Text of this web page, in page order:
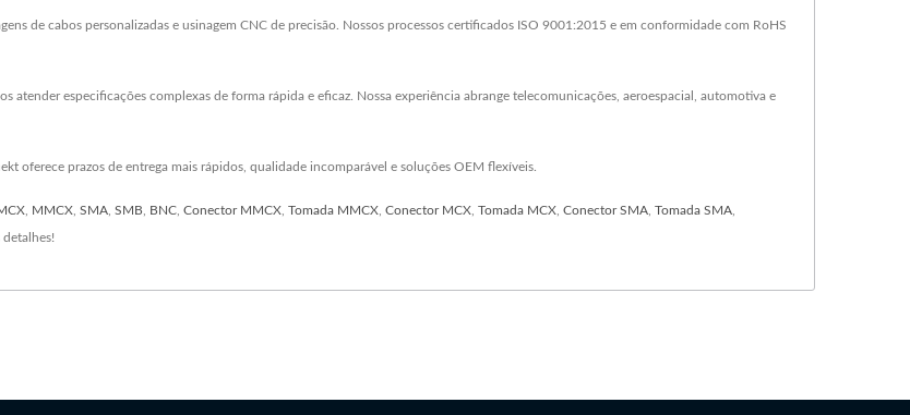
de cabos personalizadas e usinagem CNC de precisão. Nossos processos certificados ISO 9001:2015 e em conformidade com RoHS
atender especificações complexas de forma rápida e eficaz. Nossa experiência abrange telecomunicações, aeroespacial, automotiva e
oferece prazos de entrega mais rápidos, qualidade incomparável e soluções OEM flexíveis.
MMCX SMA SMB BNC Conector MMCX Tomada MMCX Conector MCX Tomada MCX Conector SMA Tomada SMA
detalhes!